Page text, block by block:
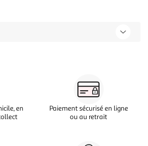
en
Paiement sécurisé en ligne
ou au retrait